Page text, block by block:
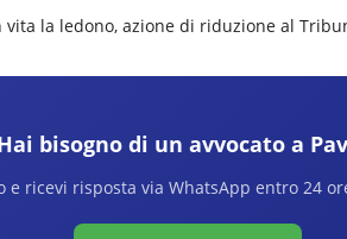
la ledono, azione di riduzione al
bisogno di un avvocato a
e ricevi risposta via WhatsApp entro 24